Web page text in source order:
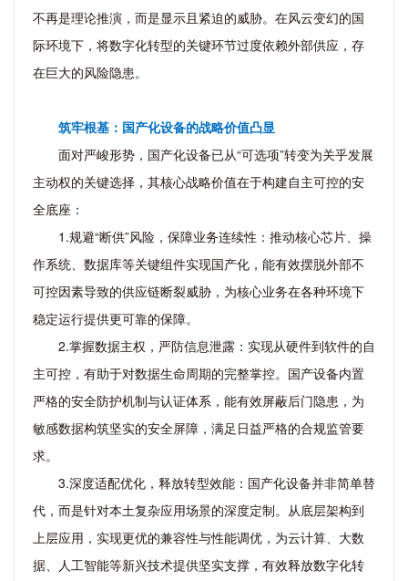
不再是理论推演，而是显示且紧迫的威胁。在风云变幻的国
际环境下，将数字化转型的关键环节过度依赖外部供应，存
在巨大的风险隐患。
筑牢根基：国产化设备的战略价值凸显
面对严峻形势，国产化设备已从“可选项”转变为关乎发展
主动权的关键选择，其核心战略价值在于构建自主可控的安
全底座：
1.规避“断供”风险，保障业务连续性：推动核心芯片、操
作系统、数据库等关键组件实现国产化，能有效摆脱外部不
可控因素导致的供应链断裂威胁，为核心业务在各种环境下
稳定运行提供更可靠的保障。
2.掌握数据主权，严防信息泄露：实现从硬件到软件的自
主可控，有助于对数据生命周期的完整掌控。国产设备内置
严格的安全防护机制与认证体系，能有效屏蔽后门隐患，为
敏感数据构筑坚实的安全屏障，满足日益严格的合规监管要
求。
3.深度适配优化，释放转型效能：国产化设备并非简单替
代，而是针对本土复杂应用场景的深度定制。从底层架构到
上层应用，实现更优的兼容性与性能调优，为云计算、大数
据、人工智能等新兴技术提供坚实支撑，有效释放数字化转